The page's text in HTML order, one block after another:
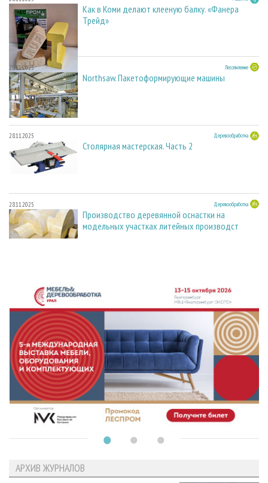
Как в Коми делают клееную балку. «Фанера
Трейд»
28.11.2025 Лесопиление
Northsaw. Пакетоформирующие машины
28.11.2025 Деревообработка
Столярная мастерская. Часть 2
28.11.2025 Деревообработка
Производство деревянной оснастки на
модельных участках литейных производст
АРХИВ ЖУРНАЛОВ